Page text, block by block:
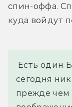
спин-оффа.
куда войдут
Есть один
сегодня
прежде чем